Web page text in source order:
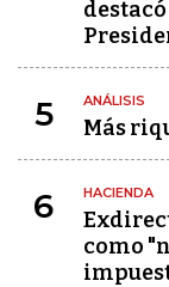
5 ANÁLISIS
Más
6 HACIENDA
como